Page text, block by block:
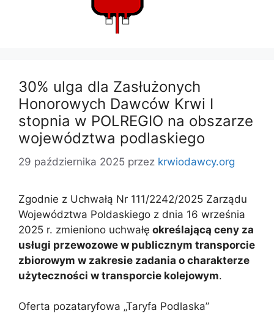
30% ulga dla Zasłużonych
Honorowych Dawców Krwi I
stopnia w POLREGIO na obszarze
województwa podlaskiego
29 października 2025 przez krwiodawcy.org
Zgodnie z Uchwałą Nr 111/2242/2025 Zarządu
Województwa Poldaskiego z dnia 16 września
2025 r. zmieniono uchwałę określającą ceny za
usługi przewozowe w publicznym transporcie
zbiorowym w zakresie zadania o charakterze
użyteczności w transporcie kolejowym.
Oferta pozataryfowa „Taryfa Podlaska”